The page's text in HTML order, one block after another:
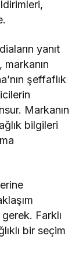
yanıt
şeffaflık
Markanın
bilgileri
Farklı
bir seçim